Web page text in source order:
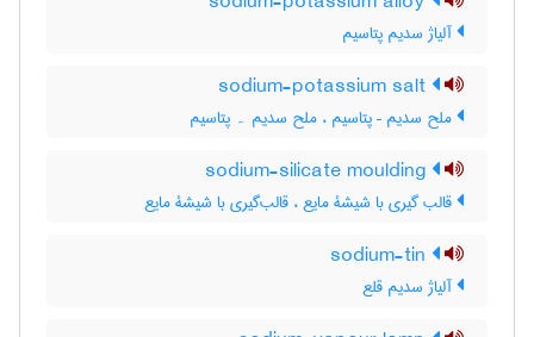
آلیاژ سدیم پتاسیم
ملح سدیم – پتاسیم ، ملح سدیم ۔ پتاسیم
قالب گیری با شیشۀ مایع ، قالب‌گیری با شیشۀ مایع
آلیاژ سدیم قلع